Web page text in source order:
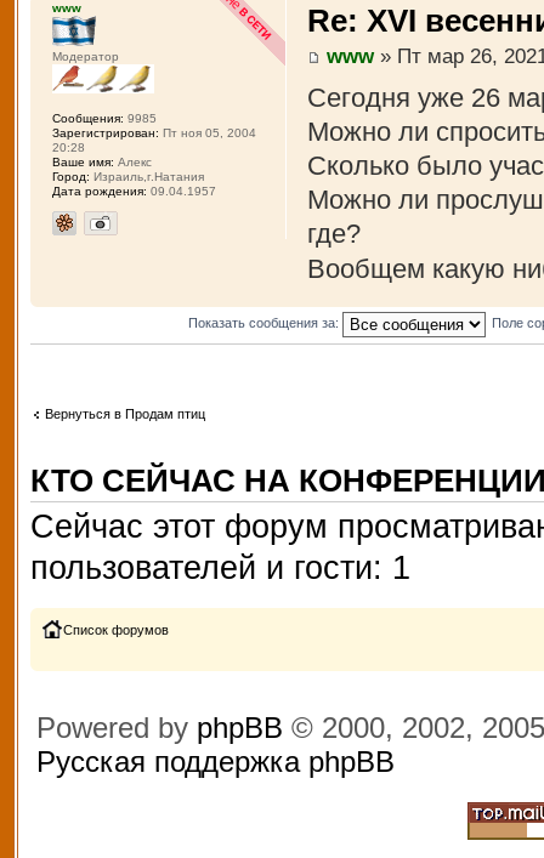
Re: XVI
www» Пт мар 26,
Сегодня уже 26
Можно ли
Сколько было
Можно ли
где?
Вообщем какую
www
Модератор
Сообщения: 9985
Зарегистрирован: Пт ноя 05, 2004
20:28
Ваше имя: Алекс
Город: Израиль,г.Натания
Дата рождения: 09.04.1957
Показать сообщения за: Поле
Вернуться в Продам птиц
КТО СЕЙЧАС НА
Сейчас этот форум
пользователей и гости: 1
Список форумов
Powered by phpBB © 2000, 2002,
Русская поддержка phpBB